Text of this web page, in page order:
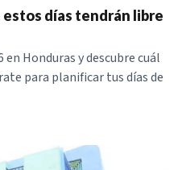
estos días tendrán libre
Honduras y descubre cuál
para planificar tus días de